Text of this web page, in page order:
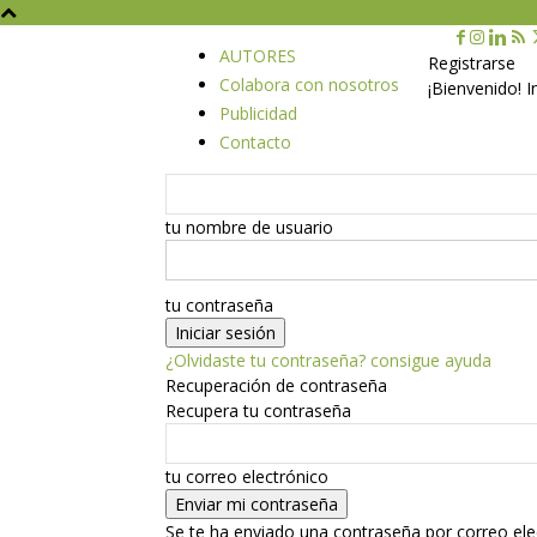
AUTORES
Colabora con nosotros
Publicidad
Contacto
Registrarse
¡Bienvenido!
tu nombre de usuario
tu contraseña
¿Olvidaste tu contraseña? consigue ayuda
Recuperación de contraseña
Recupera tu contraseña
tu correo electrónico
Se te ha enviado una contraseña por correo